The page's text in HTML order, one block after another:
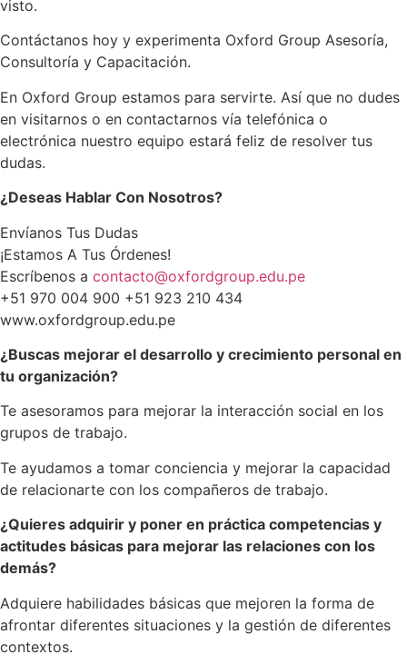
visto.
Contáctanos hoy y experimenta Oxford Group Asesoría,
Consultoría y Capacitación.
En Oxford Group estamos para servirte. Así que no dudes
en visitarnos o en contactarnos vía telefónica o
electrónica nuestro equipo estará feliz de resolver tus
dudas.
¿Deseas Hablar Con Nosotros?
Envíanos Tus Dudas
¡Estamos A Tus Órdenes!
Escríbenos a contacto@oxfordgroup.edu.pe
+51 970 004 900 +51 923 210 434
www.oxfordgroup.edu.pe
¿Buscas mejorar el desarrollo y crecimiento personal en
tu organización?
Te asesoramos para mejorar la interacción social en los
grupos de trabajo.
Te ayudamos a tomar conciencia y mejorar la capacidad
de relacionarte con los compañeros de trabajo.
¿Quieres adquirir y poner en práctica competencias y
actitudes básicas para mejorar las relaciones con los
demás?
Adquiere habilidades básicas que mejoren la forma de
afrontar diferentes situaciones y la gestión de diferentes
contextos.